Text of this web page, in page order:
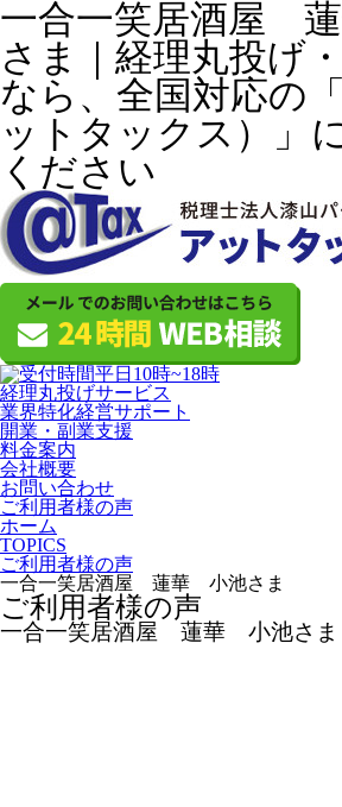
一合一笑居酒屋
さま｜経理丸投げ
なら、全国対応の
ットタックス）」
ください
経理丸投げサービス
業界特化経営サポート
開業・副業支援
料金案内
会社概要
お問い合わせ
ご利用者様の声
ホーム
TOPICS
ご利用者様の声
一合一笑居酒屋 蓮華 小池さま
ご利用者様の声
一合一笑居酒屋 蓮華 小池さま